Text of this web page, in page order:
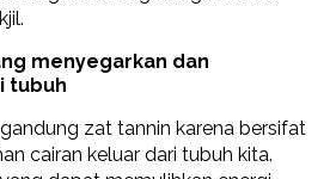
menyegarkan dan
tubuh
zat tannin karena bersifat
cairan keluar dari tubuh kita.